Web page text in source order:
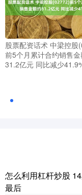
股票配资话术 中梁控股
前5个月累计合约销售金
31.2亿元 同比减少
怎么利用杠杆炒股
最后